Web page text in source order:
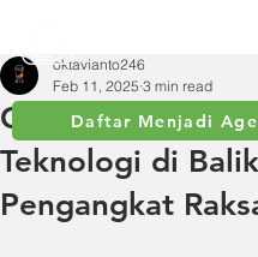
Daftar Menjadi
Cara Kerja Crane:
Teknologi di
Pengangkat
oktavianto246
Feb 11, 2025 3 min read